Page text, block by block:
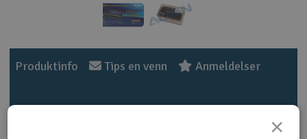
Motor & tilbehør
Outlet
Produktinfo Tips en venn Anmeldelser
×